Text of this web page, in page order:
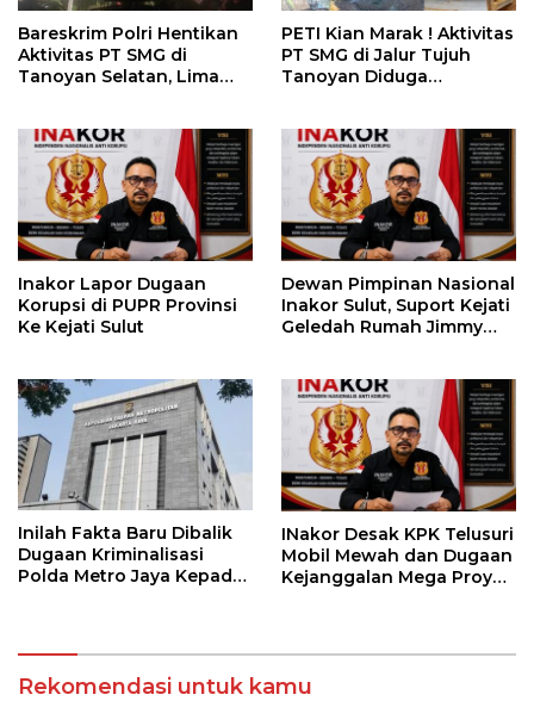
Bareskrim Polri Hentikan
Aktivitas PT SMG di
Tanoyan Selatan, Lima
PETI Kian Marak ! Aktivitas
PT SMG di Jalur Tujuh
Tanoyan Diduga
Inakor Lapor Dugaan
Korupsi di PUPR Provinsi
Ke Kejati Sulut
Dewan Pimpinan Nasional
Inakor Sulut, Suport Kejati
Geledah Rumah Jimmy
Inilah Fakta Baru Dibalik
Dugaan Kriminalisasi
Polda Metro Jaya Kepada
INakor Desak KPK Telusuri
Mobil Mewah dan Dugaan
Kejanggalan Mega Proyek
Rekomendasi untuk kamu